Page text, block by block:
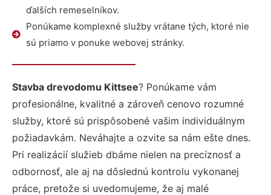
ďalších remeselníkov.
Ponúkame komplexné služby vrátane tých, ktoré nie
sú priamo v ponuke webovej stránky.
Stavba drevodomu Kittsee? Ponúkame vám
profesionálne, kvalitné a zároveň cenovo rozumné
služby, ktoré sú prispôsobené vašim individuálnym
požiadavkám. Neváhajte a ozvite sa nám ešte dnes.
Pri realizácií služieb dbáme nielen na precíznosť a
odbornosť, ale aj na dôslednú kontrolu vykonanej
práce, pretože si uvedomujeme, že aj malé